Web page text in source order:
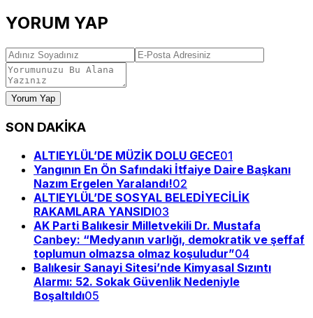
YORUM YAP
Yorum Yap
SON DAKİKA
ALTIEYLÜL’DE MÜZİK DOLU GECE01
Yangının En Ön Safındaki İtfaiye Daire Başkanı
Nazım Ergelen Yaralandı!02
ALTIEYLÜL’DE SOSYAL BELEDİYECİLİK
RAKAMLARA YANSIDI03
AK Parti Balıkesir Milletvekili Dr. Mustafa
Canbey: “Medyanın varlığı, demokratik ve şeffaf
toplumun olmazsa olmaz koşuludur”04
Balıkesir Sanayi Sitesi’nde Kimyasal Sızıntı
Alarmı: 52. Sokak Güvenlik Nedeniyle
Boşaltıldı05